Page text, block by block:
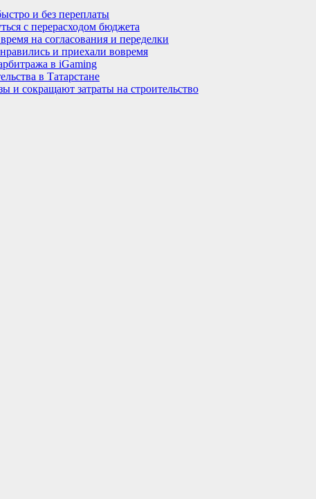
и без переплаты
с перерасходом бюджета
на согласования и переделки
и приехали вовремя
в iGaming
в Татарстане
и сокращают затраты на строительство